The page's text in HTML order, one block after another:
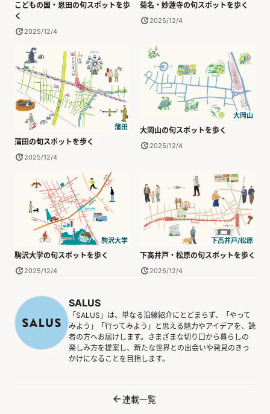
こどもの国・恩田の旬スポットを歩
く
2025/12/4
菊名・妙蓮寺の旬スポットを歩く
2025/12/4
蒲田
蒲田の旬スポットを歩く
2025/12/4
大岡山
大岡山の旬スポットを歩く
2025/12/4
駒沢大学
駒沢大学の旬スポットを歩く
2025/12/4
下高井戸/松原
下高井戸・松原の旬スポットを歩く
2025/12/4
SALUS
「SALUS」は、単なる沿線紹介にとどまらず、「やって
みよう」「行ってみよう」と思える魅力やアイデアを、読
者の方へお届けします。さまざまな切り口から暮らしの
楽しみ方を提案し、新たな世界との出会いや発見のきっ
かけになることを目指します。
連載一覧